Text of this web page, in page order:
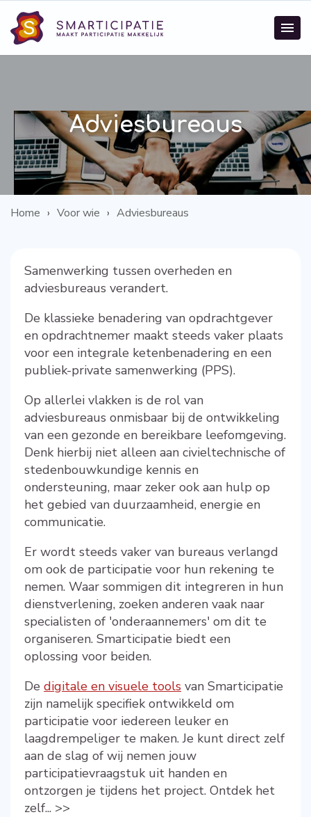
Adviesbureaus
Home Voor wie Adviesbureaus
Samenwerking tussen overheden en
adviesbureaus verandert.
De klassieke benadering van opdrachtgever
en opdrachtnemer maakt steeds vaker plaats
voor een integrale ketenbenadering en een
publiek-private samenwerking (PPS).
Op allerlei vlakken is de rol van
adviesbureaus onmisbaar bij de ontwikkeling
van een gezonde en bereikbare leefomgeving.
Denk hierbij niet alleen aan civieltechnische of
stedenbouwkundige kennis en
ondersteuning, maar zeker ook aan hulp op
het gebied van duurzaamheid, energie en
communicatie.
Er wordt steeds vaker van bureaus verlangd
om ook de participatie voor hun rekening te
nemen. Waar sommigen dit integreren in hun
dienstverlening, zoeken anderen vaak naar
specialisten of 'onderaannemers' om dit te
organiseren. Smarticipatie biedt een
oplossing voor beiden.
De digitale en visuele tools van Smarticipatie
zijn namelijk specifiek ontwikkeld om
participatie voor iedereen leuker en
laagdrempeliger te maken. Je kunt direct zelf
aan de slag of wij nemen jouw
participatievraagstuk uit handen en
ontzorgen je tijdens het project. Ontdek het
zelf... >>